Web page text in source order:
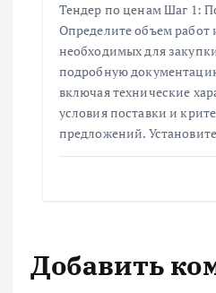
Тендер по ценам Шаг 1:
Определите объем работ
необходимых для
подробную
включая технические
условия поставки и
предложений.
Добавить